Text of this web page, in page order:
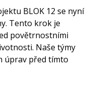
BLOK 12 se nyní
Tento krok je
povětrnostními
Naše týmy
úprav před tímto